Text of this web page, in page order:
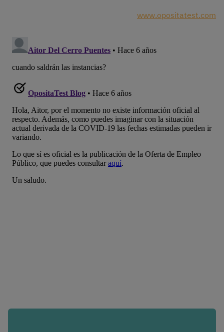
www.opositatest.com